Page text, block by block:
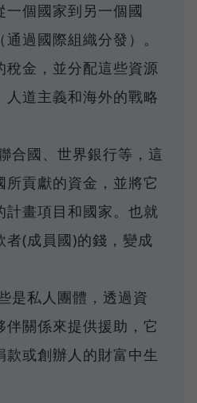
一個國家到另一個國
過國際組織分發）。
稅金，並分配這些資源
人道主義和海外的戰略
合國、世界銀行等，這
所貢獻的資金，並將它
計畫項目和國家。也就
者(成員國)的錢，變成
是私人團體，透過資
伴關係來提供援助，它
款或創辦人的財富中生